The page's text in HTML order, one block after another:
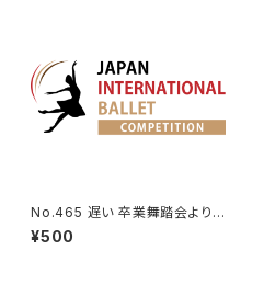
No.465 遅い 卒業舞踏会よりV
a.
¥500